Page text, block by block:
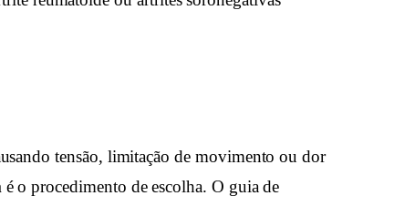
tensão, limitação de movimento ou dor
é o procedimento de escolha. O guia de